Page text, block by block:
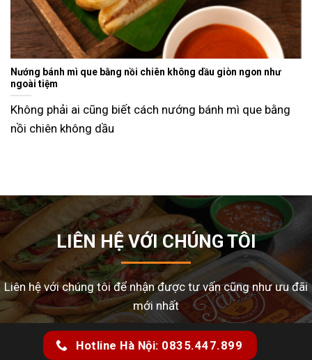
Nướng bánh mì que bằng nồi chiên không dầu giòn ngon như
ngoài tiệm
Không phải ai cũng biết cách nướng bánh mì que bằng
nồi chiên không dầu
LIÊN HỆ VỚI CHÚNG TÔI
Liên hệ với chúng tôi để nhận được tư vấn cũng như ưu đãi
mới nhất
Hotline Hà Nội: 0835.447.899